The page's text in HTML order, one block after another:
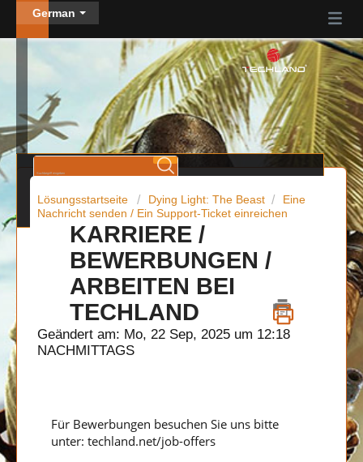
German
Lösungsstartseite Dying Light: The Beast
Eine
Nachricht senden / Ein Support-Ticket einreichen
KARRIERE /
BEWERBUNGEN /
ARBEITEN BEI
TECHLAND
Geändert am: Mo, 22 Sep, 2025 um 12:18
NACHMITTAGS
Für Bewerbungen besuchen Sie uns bitte
unter: techland.net/job-offers